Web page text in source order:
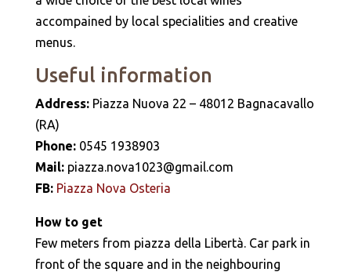
accompained by local specialities and creative
menus.
Useful information
Address: Piazza Nuova 22 – 48012 Bagnacavallo
(RA)
Phone: 0545 1938903
Mail:piazza.nova1023@gmail.com
FB: Piazza Nova Osteria
How to get
Few meters from piazza della Libertà. Car park in
front of the square and in the neighbouring